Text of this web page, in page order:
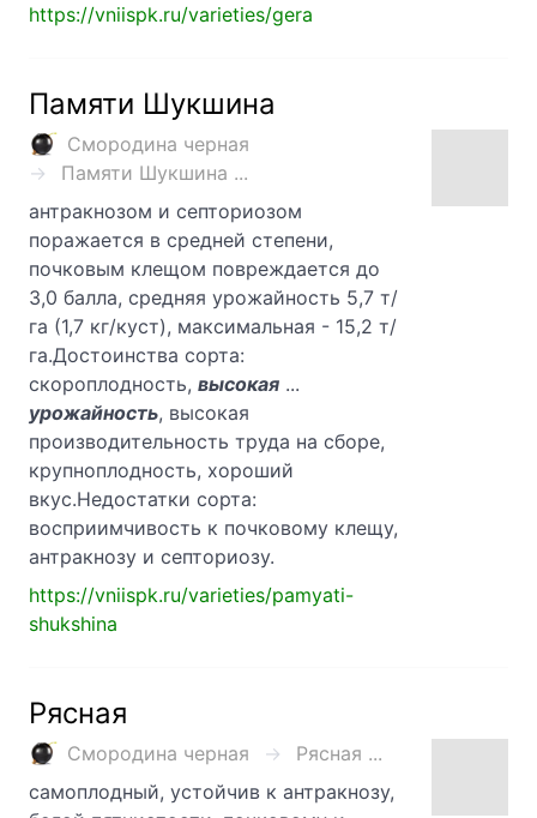
https://vniispk.ru/varieties/gera
Памяти Шукшина
Смородина черная
Памяти Шукшина ...
антракнозом и септориозом
поражается в средней степени,
почковым клещом повреждается до
3,0 балла, средняя урожайность 5,7 т/
га (1,7 кг/куст), максимальная - 15,2 т/
га.Достоинства сорта:
скороплодность, высокая ...
урожайность, высокая
производительность труда на сборе,
крупноплодность, хороший
вкус.Недостатки сорта:
восприимчивость к почковому клещу,
антракнозу и септориозу.
https://vniispk.ru/varieties/pamyati-
shukshina
Рясная
Смородина черная
Рясная ...
самоплодный, устойчив к антракнозу,